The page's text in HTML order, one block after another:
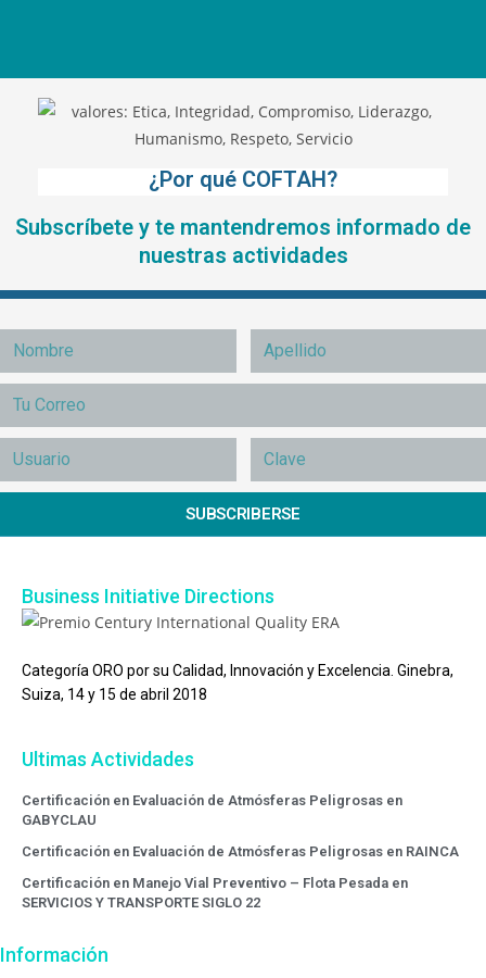
¿Por qué COFTAH?
Subscríbete y te mantendremos informado de
nuestras actividades
SUBSCRIBERSE
Business Initiative Directions
Categoría ORO por su Calidad, Innovación y Excelencia. Ginebra,
Suiza, 14 y 15 de abril 2018
Ultimas Actividades
Certificación en Evaluación de Atmósferas Peligrosas en
GABYCLAU
Certificación en Evaluación de Atmósferas Peligrosas en RAINCA
Certificación en Manejo Vial Preventivo – Flota Pesada en
SERVICIOS Y TRANSPORTE SIGLO 22
Información